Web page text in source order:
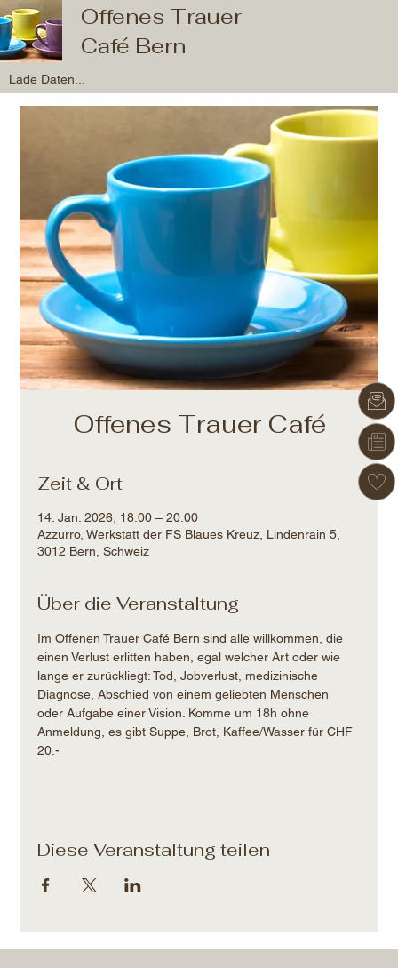
Lade Daten...
Offenes Trauer
Café Bern
Offenes Trauer Café
Zeit & Ort
14. Jan. 2026, 18:00 – 20:00
Azzurro, Werkstatt der FS Blaues Kreuz, Lindenrain 5,
3012 Bern, Schweiz
Über die Veranstaltung
Im Offenen Trauer Café Bern sind alle willkommen, die
einen Verlust erlitten haben, egal welcher Art oder wie
lange er zurückliegt: Tod, Jobverlust, medizinische
Diagnose, Abschied von einem geliebten Menschen
oder Aufgabe einer Vision. Komme um 18h ohne
Anmeldung, es gibt Suppe, Brot, Kaffee/Wasser für CHF
20.-
Diese Veranstaltung teilen